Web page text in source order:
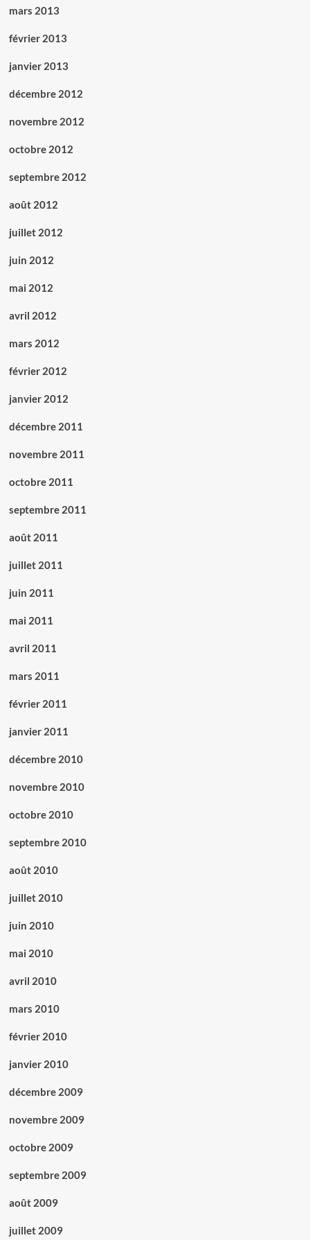
mars 2013
février 2013
janvier 2013
décembre 2012
novembre 2012
octobre 2012
septembre 2012
août 2012
juillet 2012
juin 2012
mai 2012
avril 2012
mars 2012
février 2012
janvier 2012
décembre 2011
novembre 2011
octobre 2011
septembre 2011
août 2011
juillet 2011
juin 2011
mai 2011
avril 2011
mars 2011
février 2011
janvier 2011
décembre 2010
novembre 2010
octobre 2010
septembre 2010
août 2010
juillet 2010
juin 2010
mai 2010
avril 2010
mars 2010
février 2010
janvier 2010
décembre 2009
novembre 2009
octobre 2009
septembre 2009
août 2009
juillet 2009